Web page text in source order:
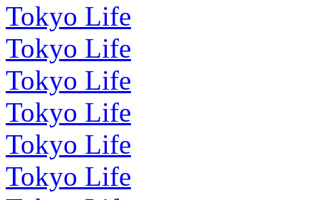
Tokyo Life
Tokyo Life
Tokyo Life
Tokyo Life
Tokyo Life
Tokyo Life